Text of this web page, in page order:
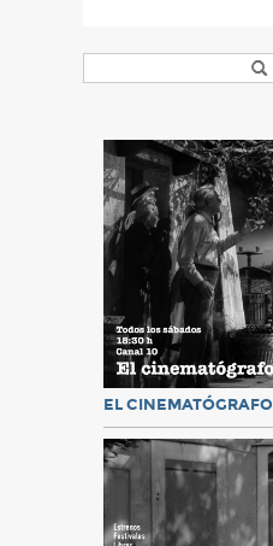
EL CINEMATÓGRAFO